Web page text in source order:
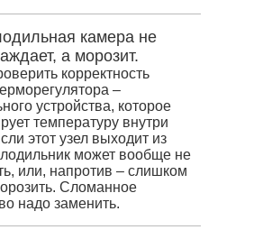
камера не
а морозит.
корректность
–
устройства, которое
температуру внутри
этот узел выходит из
может вообще не
или, напротив – слишком
Сломанное
надо заменить.